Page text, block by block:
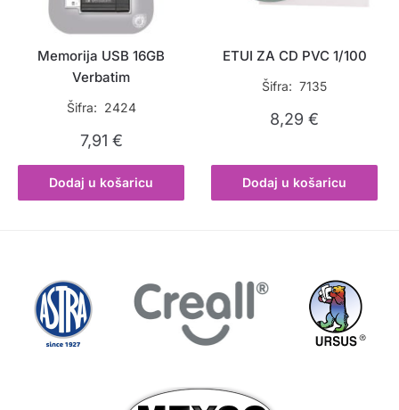
Memorija USB 16GB
Verbatim
Šifra: 2424
7,91 €
Dodaj u košaricu
ETUI ZA CD PVC 1/100
Šifra: 7135
8,29€
Dodaj u košaricu